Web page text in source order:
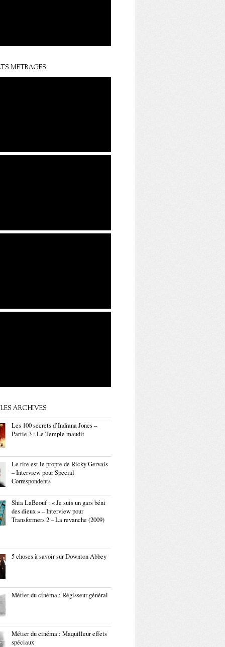
METRAGES
ARCHIVES
Les 100 secrets d’Indiana Jones –
Partie 3 : Le Temple maudit
Le rire est le propre de Ricky Gervais
– Interview pour Special
Correspondents
Shia LaBeouf : « Je suis un gars béni
des dieux » – Interview pour
Transformers 2 – La revanche (2009)
5 choses à savoir sur Downton Abbey
Métier du cinéma : Régisseur général
Métier du cinéma : Maquilleur effets
spéciaux